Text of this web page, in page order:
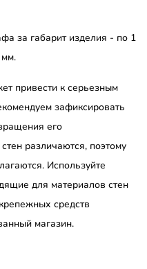
за габарит изделия - по 1
привести к серьезным
зафиксировать
его
различаются, поэтому
Используйте
для материалов стен
средств
магазин.